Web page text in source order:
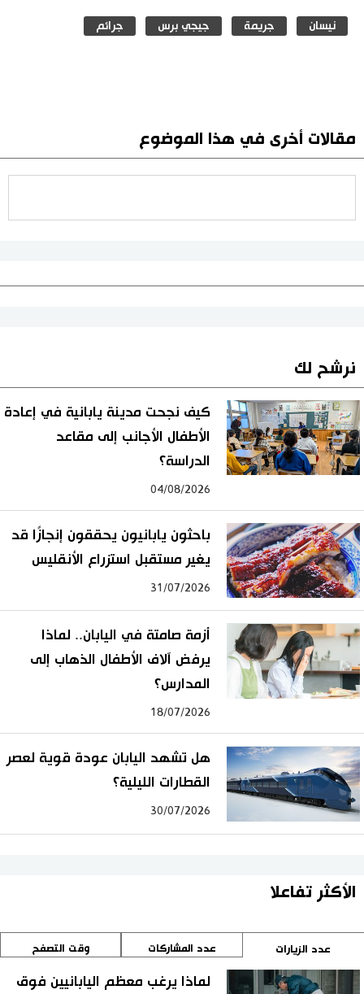
نيسان جريمة جيجي برس جرائم
مقالات أخرى في هذا الموضوع
نرشح لك
كيف نجحت مدينة يابانية في إعادة
الأطفال الأجانب إلى مقاعد
الدراسة؟
04/08/2026
باحثون يابانيون يحققون إنجازًا قد
يغير مستقبل استزراع الأنقليس
31/07/2026
أزمة صامتة في اليابان.. لماذا
يرفض آلاف الأطفال الذهاب إلى
المدارس؟
18/07/2026
هل تشهد اليابان عودة قوية لعصر
القطارات الليلية؟
30/07/2026
الأكثر تفاعلا
عدد الزيارات عدد المشاركات وقت التصفح
لماذا يرغب معظم اليابانيين فوق